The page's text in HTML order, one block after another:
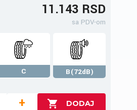
11.143 RSD
sa PDV-om
C
B(72dB)
+